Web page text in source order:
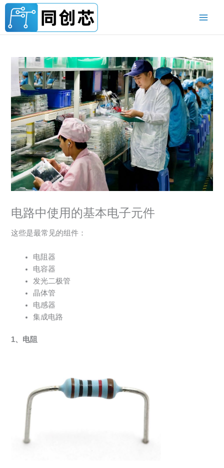
跳
内
电路中使用的基本电子元件
这些是最常见的组件：
电阻器
电容器
发光二极管
晶体管
电感器
集成电路
1、电阻